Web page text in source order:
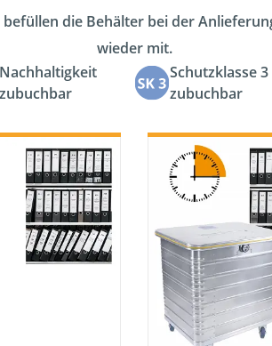
die Behälter bei der
wieder mit.
Nachhaltigkeit
zubuchbar
Schutzklasse 3
zubuchbar